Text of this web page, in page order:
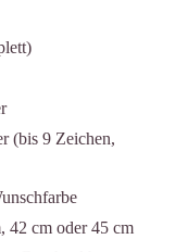
(bis 9 Zeichen,
42 cm oder 45 cm